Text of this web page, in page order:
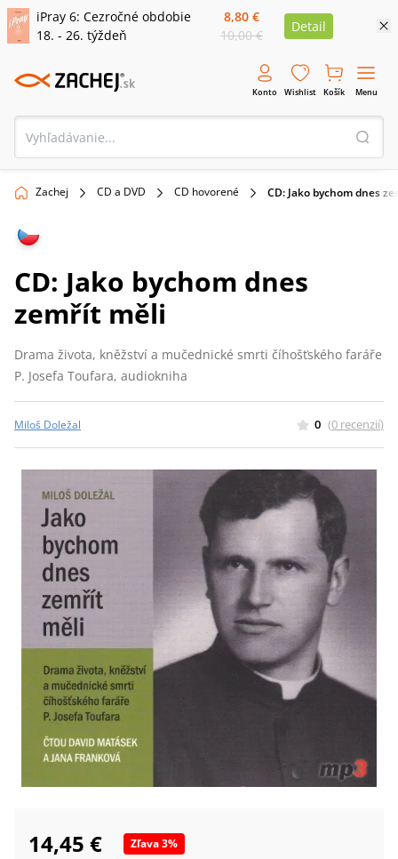
iPray 6: Cezročné obdobie
18. - 26. týždeň
8,80 €
10,00 €
Detail
Konto Wishlist Košík Menu
Zachej CD a DVD CD hovorené CD: Jako bychom dnes
CD: Jako bychom dnes
zemřít měli
Drama života, kněžství a mučednické smrti číhošťského faráře
P. Josefa Toufara, audiokniha
Miloš Doležal 0 (0 recenzií)
14,45 € Zľava3%